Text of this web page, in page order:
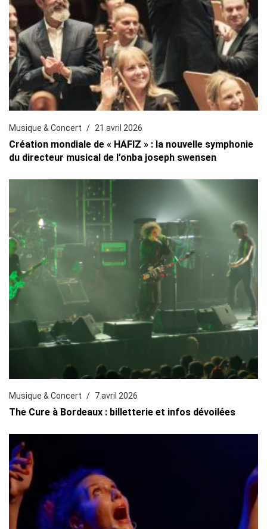
Musique & Concert 21 avril 2026
Création mondiale de « HAFIZ » : la nouvelle symphonie
du directeur musical de l’onba joseph swensen
Musique & Concert 7 avril 2026
The Cure à Bordeaux : billetterie et infos dévoilées